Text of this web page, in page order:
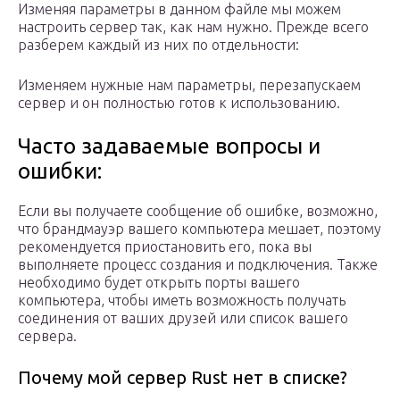
Изменяя параметры в данном файле мы можем
настроить сервер так, как нам нужно. Прежде всего
разберем каждый из них по отдельности:
Изменяем нужные нам параметры, перезапускаем
сервер и он полностью готов к использованию.
Часто задаваемые вопросы и
ошибки:
Если вы получаете сообщение об ошибке, возможно,
что брандмауэр вашего компьютера мешает, поэтому
рекомендуется приостановить его, пока вы
выполняете процесс создания и подключения. Также
необходимо будет открыть порты вашего
компьютера, чтобы иметь возможность получать
соединения от ваших друзей или список вашего
сервера.
Почему мой сервер Rust нет в списке?